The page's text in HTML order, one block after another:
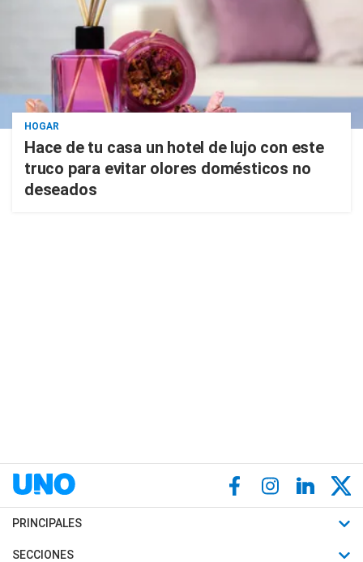
HOGAR
Hace de tu casa un hotel de lujo con este
truco para evitar olores domésticos no
deseados
PRINCIPALES
Últimas Noticias
SECCIONES